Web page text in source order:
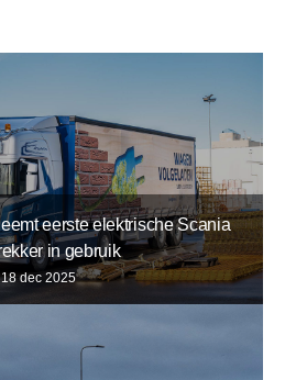
eerste elektrische Scania
in gebruik
18 dec 2025